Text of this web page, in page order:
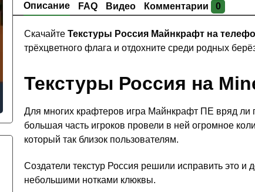
Описание
FAQ Видео Комментарии 0
СкачайтеТекстуры Россия Майнкрафт на
трёхцветного флага и отдохните среди родных
Текстуры Россия на
Для многих крафтеров игра Майнкрафт ПЕ вряд ли
большая часть игроков провели в ней огромное
который так близок пользователям.
Создатели текстур Россия решили исправить это
небольшими нотками клюквы.